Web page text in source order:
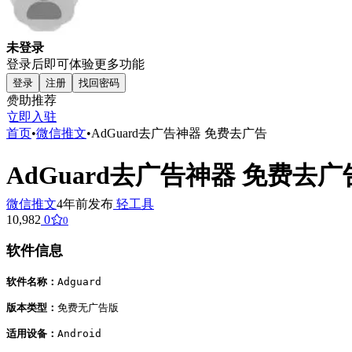
未登录
登录后即可体验更多功能
登录 注册 找回密码
赞助推荐
立即入驻
首页•微信推文•AdGuard去广告神器 免费去广告
AdGuard去广告神器 免费去广
微信推文4年前发布 轻工具
10,982 0 0
软件信息
软件名称： Adguard
版本类型： 免费无广告版
适用设备： Android